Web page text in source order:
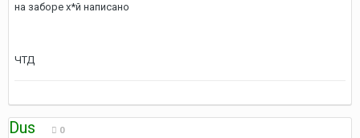
на заборе х*й написано
ЧТД
Dus 0